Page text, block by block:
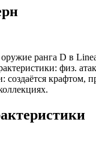
ранга D в
физ.
создаётся крафтом,